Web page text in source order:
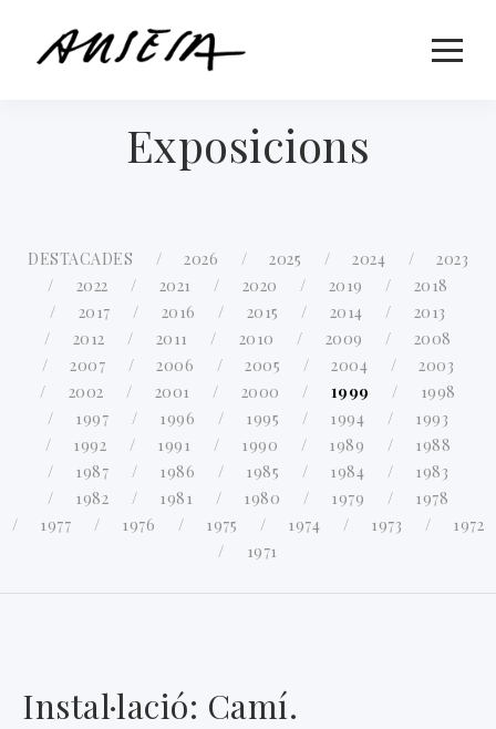
Exposicions
DESTACADES 2026 2025 2024
2023
2022
2021 2020 2019
2018
2017
2016 2015 2014
2013
2012
2011 2010 2009
2008
2007
2006 2005 2004
2003
2002
2001 2000 1999
1998
1997
1996 1995 1994
1993
1992
1991 1990 1989
1988
1987
1986 1985 1984
1983
1982
1981 1980 1979
1978
1977
1976 1975 1974 1973
1972
1971
Instal·lació: Camí.